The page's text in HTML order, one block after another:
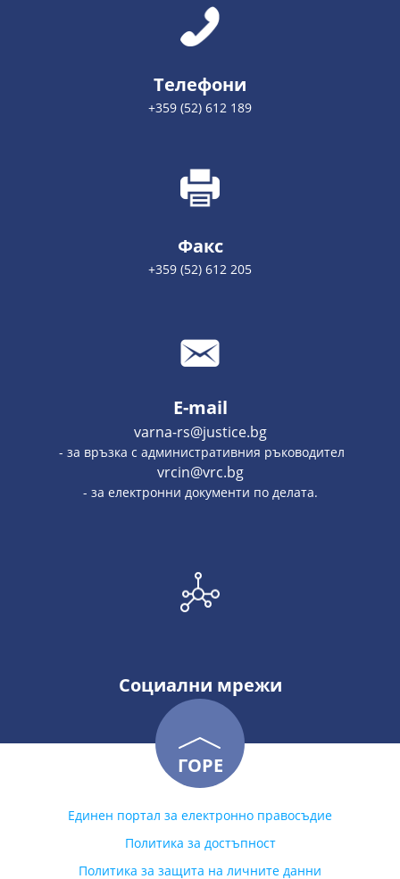
Телефони
+359 (52) 612 189
Факс
+359 (52) 612 205
E-mail
varna-rs@justice.bg
- за връзка с административния ръководител
vrcin@vrc.bg
- за електронни документи по делата.
Социални мрежи
ГОРЕ
Единен портал за електронно правосъдие
Политика за достъпност
Политика за защита на личните данни